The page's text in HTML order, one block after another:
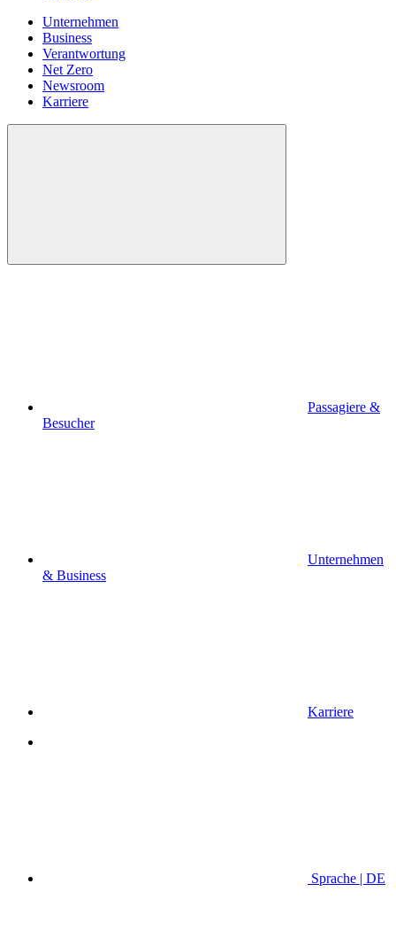
Unternehmen
Business
Verantwortung
Net Zero
Newsroom
Karriere
Passagiere &
Besucher
Unternehmen
& Business
Karriere
Sprache | DE